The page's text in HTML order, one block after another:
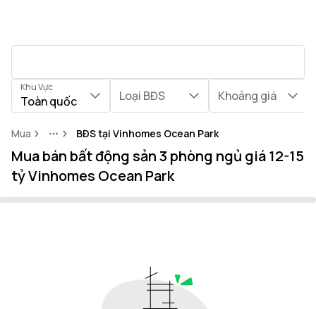
Khu Vực
Toàn quốc Loại BĐS Khoảng giá
Mua MoreBĐS tại Vinhomes Ocean Park
Mua bán bất động sản 3 phòng ngủ giá 12-15
tỷ Vinhomes Ocean Park